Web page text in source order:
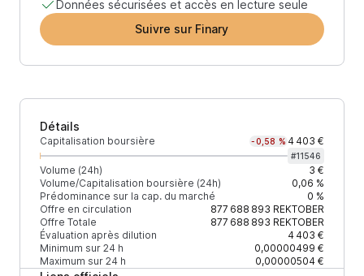
Données sécurisées et accès en lecture seule
Suivre sur Finary
Détails
Capitalisation boursière -0,58 % 4 403 €
#11546
Volume (24h)
3 €
Volume/Capitalisation boursière (24h)
0,06 %
Prédominance sur la cap. du marché
0 %
Offre en circulation
877 688 893 REKTOBER
Offre Totale
877 688 893 REKTOBER
Évaluation après dilution
4 403 €
Minimum sur 24 h
0,00000499 €
Maximum sur 24 h
0,00000504 €